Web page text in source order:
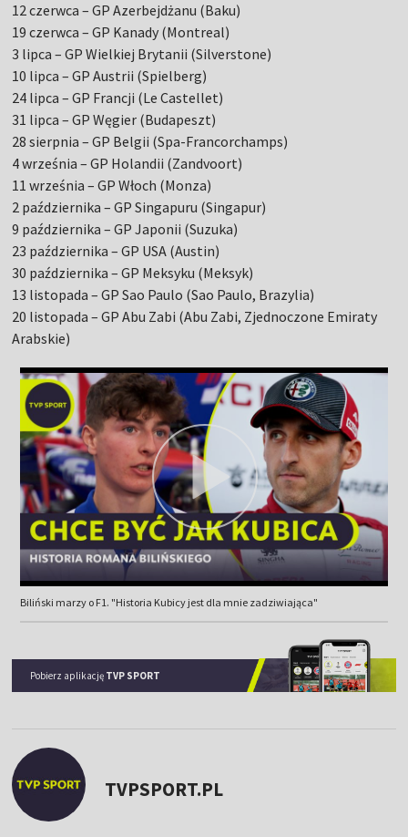
12 czerwca – GP Azerbejdżanu (Baku)
19 czerwca – GP Kanady (Montreal)
3 lipca – GP Wielkiej Brytanii (Silverstone)
10 lipca – GP Austrii (Spielberg)
24 lipca – GP Francji (Le Castellet)
31 lipca – GP Węgier (Budapeszt)
28 sierpnia – GP Belgii (Spa-Francorchamps)
4 września – GP Holandii (Zandvoort)
11 września – GP Włoch (Monza)
2 października – GP Singapuru (Singapur)
9 października – GP Japonii (Suzuka)
23 października – GP USA (Austin)
30 października – GP Meksyku (Meksyk)
13 listopada – GP Sao Paulo (Sao Paulo, Brazylia)
20 listopada – GP Abu Zabi (Abu Zabi, Zjednoczone Emiraty
Arabskie)
Biliński marzy o F1. "Historia Kubicy jest dla mnie zadziwiająca"
Pobierz aplikację TVP SPORT
TVPSPORT.PL